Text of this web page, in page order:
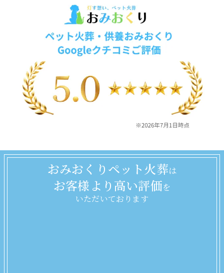
おみおくりペット火葬は
お客様より高い評価を
いただいております